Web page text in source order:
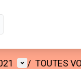
Menu
/ TOUTES